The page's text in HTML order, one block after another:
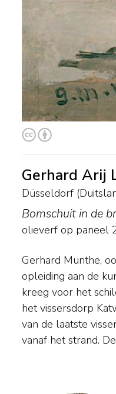
Gerhard Arij
Düsseldorf
Bomschuit in de
olieverf op paneel
Gerhard Munthe,
opleiding aan de
kreeg voor het
het vissersdorp
van de laatste
vanaf het strand.
wat veel inspiratie
vroeg het poëtische
naam toe om zich
Peter Frantz